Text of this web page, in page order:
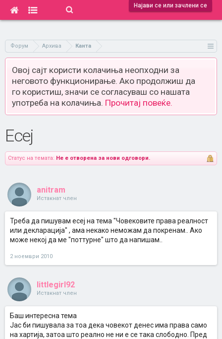
Најави се или зачлени се
Форум Архива Канта
Овој сајт користи колачиња неопходни за
неговото функционирање. Ако продолжиш да
го користиш, значи се согласуваш со нашата
употреба на колачиња. Прочитај повеќе.
Есеј
Статус на темата: Не е отворена за нови одговори.
anitram
Истакнат член
Треба да пишувам есеј на тема "Човековите права реалност
или декларација" , ама некако неможам да покренам.. Ако
може некој да ме "поттурне" што да напишам..
2 ноември 2010
littlegirl92
Истакнат член
Баш интересна тема
Јас би пишувала за тоа дека човекот денес има права само
на хартија, затоа што реално не ни е се така слободно. Пред